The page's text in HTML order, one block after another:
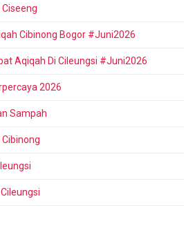
Cibinong Bogor #Juni2026
Aqiqah Di Cileungsi #Juni2026
2026
Sampah